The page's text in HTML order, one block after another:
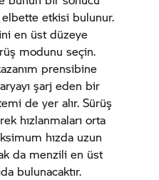
etkisi bulunur.
en üst düzeye
modunu seçin.
prensibine
şarj eden bir
de yer alır. Sürüş
hızlanmaları orta
hızda uzun
da menzili en üst
bulunacaktır.